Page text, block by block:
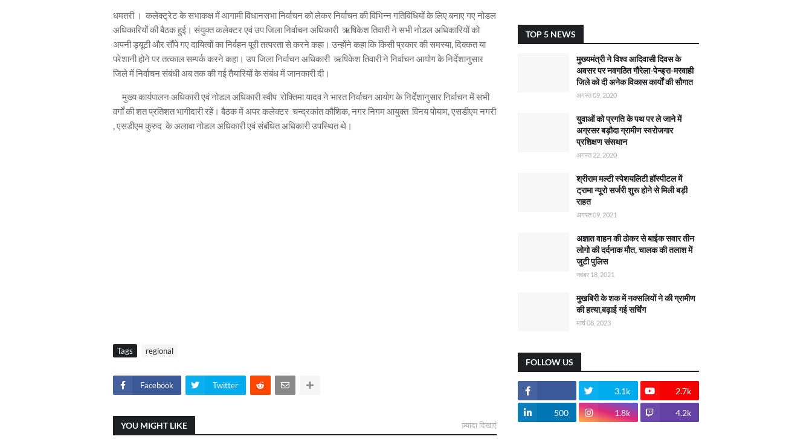
धमतरी । कलेक्ट्रेट के सभाकक्ष में आगामी विधानसभा निर्वाचन को लेकर निर्वाचन की विभिन्न गतिविधियों के लिए बनाए गए नोडल
अधिकारियों की बैठक हुई। संयुक्त कलेक्टर एवं उप जिला निर्वाचन अधिकारी ऋषिकेश तिवारी ने सभी नोडल अधिकारियों को
अपनी ड्यूटी और सौंपे गए दायित्वों का निर्वहन पूरी तत्परता से करने कहा। उन्होंने कहा कि किसी प्रकार की समस्या, दिक्कत या
परेशानी होने पर तत्काल सम्पर्क करने कहा। उप जिला निर्वाचन अधिकारी ऋषिकेश तिवारी ने निर्वाचन आयोग के निर्देशानुसार
जिले में निर्वाचन संबंधी अब तक की गई तैयारियों के संबंध में जानकारी दी।
मुख्य कार्यपालन अधिकारी एवं नोडल अधिकारी स्वीप रोक्तिमा यादव ने भारत निर्वाचन आयोग के निर्देशानुसार निर्वाचन में सभी
वर्गों की शत प्रतिशत भागीदारी रहें। बैठक में अपर कलेक्टर चन्द्रकांत कौशिक, नगर निगम आयुक्त विनय पोयाम, एसडीएम नगरी
, एसडीएम कुरुद के अलावा नोडल अधिकारी एवं संबंधित अधिकारी उपस्थित थे।
Tags regional
Facebook Twitter
YOU MIGHT LIKE ज़्यादा दिखाएं
TOP 5 NEWS
मुख्यमंत्री ने विश्व आदिवासी दिवस के
अवसर पर नवगठित गौरेला-पेन्ड्रा-मरवाही
जिले को दी अनेक विकास कार्याें की सौगात
अगस्त 09, 2020
युवाओं को प्रगति के पथ पर ले जाने में
अग्रसर बड़ौदा ग्रामीण स्वरोजगार
प्रशिक्षण संसथान
अगस्त 22, 2020
श्रीराम मल्टी स्पेशयलिटी हॉस्पीटल में
ट्रामा न्यूरो सर्जरी शुरू होने से मिली बड़ी
राहत
अगस्त 09, 2021
अज्ञात वाहन की ठोकर से बाईक सवार तीन
लोगो की दर्दनाक मौत, चालक की तलाश में
जुटी पुलिस
नवंबर 18, 2021
मुखबिरी के शक में नक्सलियों ने की ग्रामीण
की हत्या,बढ़ाई गई सर्चिंग
मार्च 08, 2023
FOLLOW US
3.1k 2.7k
500 1.8k 4.2k